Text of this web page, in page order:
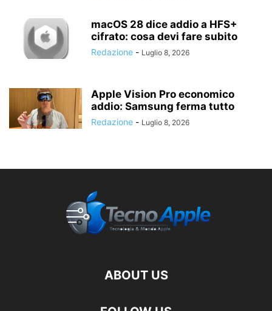
macOS 28 dice addio a HFS+
cifrato: cosa devi fare subito
Redazione - Luglio 8, 2026
Apple Vision Pro economico
addio: Samsung ferma tutto
Redazione - Luglio 8, 2026
ABOUT US